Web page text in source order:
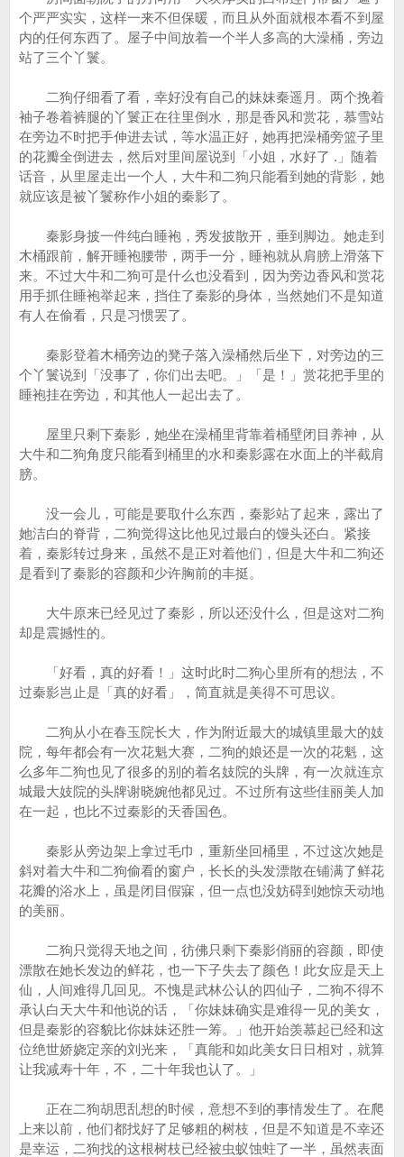
个严严实实，这样一来不但保暖，而且从外面就根本看不到屋
内的任何东西了。屋子中间放着一个半人多高的大澡桶，旁边
站了三个丫鬟。
二狗仔细看了看，幸好没有自己的妹妹秦遥月。两个挽着
袖子卷着裤腿的丫鬟正在往里倒水，那是香风和赏花，慕雪站
在旁边不时把手伸进去试，等水温正好，她再把澡桶旁篮子里
的花瓣全倒进去，然后对里间屋说到「小姐，水好了 .」随着
话音，从里屋走出一个人，大牛和二狗只能看到她的背影，她
就应该是被丫鬟称作小姐的秦影了。
秦影身披一件纯白睡袍，秀发披散开，垂到脚边。她走到
木桶跟前，解开睡袍腰带，两手一分，睡袍就从肩膀上滑落下
来。不过大牛和二狗可是什么也没看到，因为旁边香风和赏花
用手抓住睡袍举起来，挡住了秦影的身体，当然她们不是知道
有人在偷看，只是习惯罢了。
秦影登着木桶旁边的凳子落入澡桶然后坐下，对旁边的三
个丫鬟说到「没事了，你们出去吧。」「是！」赏花把手里的
睡袍挂在旁边，和其他人一起出去了。
屋里只剩下秦影，她坐在澡桶里背靠着桶壁闭目养神，从
大牛和二狗角度只能看到桶里的水和秦影露在水面上的半截肩
膀。
没一会儿，可能是要取什么东西，秦影站了起来，露出了
她洁白的脊背，二狗觉得这比他见过最白的馒头还白。紧接
着，秦影转过身来，虽然不是正对着他们，但是大牛和二狗还
是看到了秦影的容颜和少许胸前的丰挺。
大牛原来已经见过了秦影，所以还没什么，但是这对二狗
却是震撼性的。
「好看，真的好看！」这时此时二狗心里所有的想法，不
过秦影岂止是「真的好看」，简直就是美得不可思议。
二狗从小在春玉院长大，作为附近最大的城镇里最大的妓
院，每年都会有一次花魁大赛，二狗的娘还是一次的花魁，这
么多年二狗也见了很多的别的着名妓院的头牌，有一次就连京
城最大妓院的头牌谢晓婉他都见过。不过所有这些佳丽美人加
在一起，也比不过秦影的天香国色。
秦影从旁边架上拿过毛巾，重新坐回桶里，不过这次她是
斜对着大牛和二狗偷看的窗户，长长的头发漂散在铺满了鲜花
花瓣的浴水上，虽是闭目假寐，但一点也没妨碍到她惊天动地
的美丽。
二狗只觉得天地之间，彷佛只剩下秦影俏丽的容颜，即使
漂散在她长发边的鲜花，也一下子失去了颜色！此女应是天上
仙，人间难得几回见。不愧是武林公认的四仙子，二狗不得不
承认白天大牛和他说的话，「你妹妹确实是难得一见的美女，
但是秦影的容貌比你妹妹还胜一筹。」他开始羡慕起已经和这
位绝世娇娆定亲的刘光来，「真能和如此美女日日相对，就算
让我减寿十年，不，二十年我也认了。」
正在二狗胡思乱想的时候，意想不到的事情发生了。在爬
上来以前，他们都找好了足够粗的树枝，但是不知道是不幸还
是幸运，二狗找的这根树枝已经被虫蚁蚀蛀了一半，虽然表面